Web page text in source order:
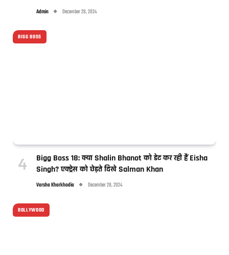
Admin December 29, 2024
BIGG BOSS
Bigg Boss 18: क्या Shalin Bhanot को डेट कर रही हैं Eisha
Singh? एक्ट्रेस को छेड़ते दिखे Salman Khan
Varsha Kharkhodia December 28, 2024
BOLLYWOOD